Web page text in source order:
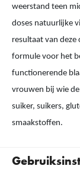
weerstand teen
doses natuurlijke
resultaat van deze
formule voor het
functionerende
vrouwen bij wie de
suiker, suikers,
smaakstoffen.